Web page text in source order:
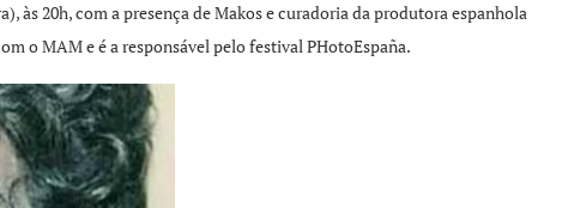
às 20h, com a presença de Makos e curadoria da produtora espanhola
o MAM e é a responsável pelo festival PHotoEspaña.